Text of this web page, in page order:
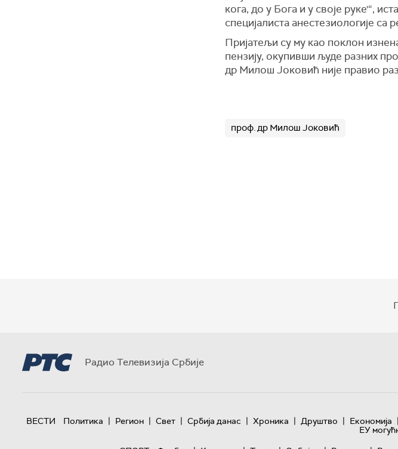
кога, до у Бога и у своје руке'“,
специјалиста анестезиологије са
Пријатељи су му као поклон
пензију, окупивши људе разних
др Милош Јоковић није правио
проф. др Милош Јоковић
Радио Телевизија Србије
ВЕСТИ Политика | Регион | Свет | Србија данас | Хроника | Друштво | Економија |
ЕУ